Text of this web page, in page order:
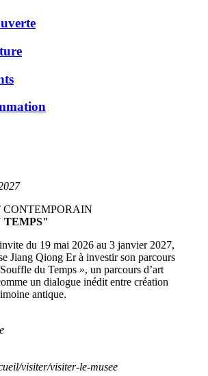
CONTEMPORAIN
TEMPS"
du 19 mai 2026 au 3 janvier 2027,
Jiang Qiong Er à investir son parcours
du Temps », un parcours d’art
un dialogue inédit entre création
antique.
visiter/visiter-le-musee